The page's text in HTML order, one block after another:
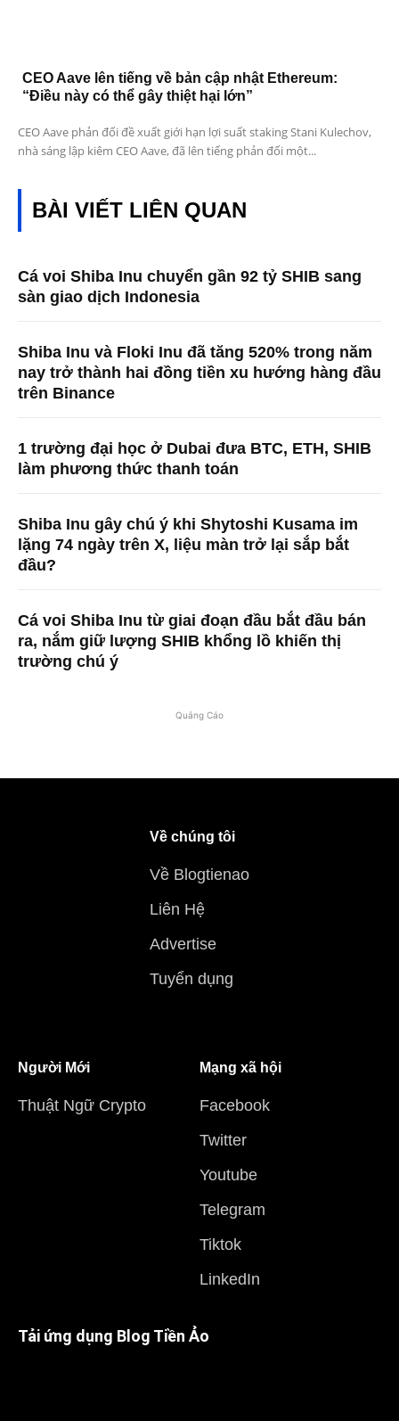
CEO Aave lên tiếng về bản cập nhật Ethereum:
“Điều này có thể gây thiệt hại lớn”
CEO Aave phản đối đề xuất giới hạn lợi suất staking Stani Kulechov,
nhà sáng lập kiêm CEO Aave, đã lên tiếng phản đối một...
BÀI VIẾT LIÊN QUAN
Cá voi Shiba Inu chuyển gần 92 tỷ SHIB sang
sàn giao dịch Indonesia
Shiba Inu và Floki Inu đã tăng 520% ​​trong năm
nay trở thành hai đồng tiền xu hướng hàng đầu
trên Binance
1 trường đại học ở Dubai đưa BTC, ETH, SHIB
làm phương thức thanh toán
Shiba Inu gây chú ý khi Shytoshi Kusama im
lặng 74 ngày trên X, liệu màn trở lại sắp bắt
đầu?
Cá voi Shiba Inu từ giai đoạn đầu bắt đầu bán
ra, nắm giữ lượng SHIB khổng lồ khiến thị
trường chú ý
Quảng Cáo
Về chúng tôi
Về Blogtienao
Liên Hệ
Advertise
Tuyển dụng
Người Mới
Thuật Ngữ Crypto
Mạng xã hội
Facebook
Twitter
Youtube
Telegram
Tiktok
LinkedIn
Tải ứng dụng Blog Tiền Ảo